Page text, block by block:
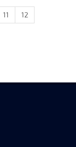
11
12